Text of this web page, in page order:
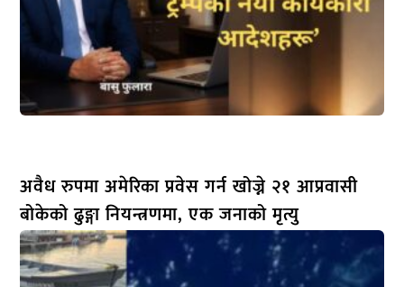
अवैध रुपमा अमेरिका प्रवेस गर्न खोज्ने २१ आप्रवासी
बोकेको ढुङ्गा नियन्त्रणमा, एक जनाको मृत्यु